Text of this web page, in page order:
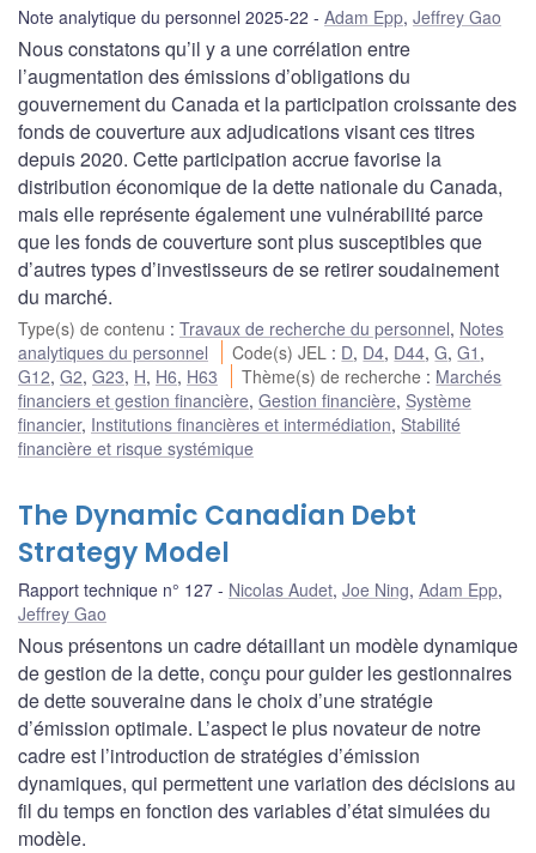
Note analytique du personnel 2025-22 Adam Epp, Jeffrey Gao
Nous constatons qu’il y a une corrélation entre
l’augmentation des émissions d’obligations du
gouvernement du Canada et la participation croissante des
fonds de couverture aux adjudications visant ces titres
depuis 2020. Cette participation accrue favorise la
distribution économique de la dette nationale du Canada,
mais elle représente également une vulnérabilité parce
que les fonds de couverture sont plus susceptibles que
d’autres types d’investisseurs de se retirer soudainement
du marché.
Type(s) de contenu : Travaux de recherche du personnel, Notes
analytiques du personnel
Code(s) JEL : D, D4, D44,G,G1 ,
G12, G2, G23, H, H6, H63 Thème(s) de recherche : Marchés
financiers et gestion financière, Gestion financière, Système
financier, Institutions financières et intermédiation, Stabilité
financière et risque systémique
The Dynamic Canadian Debt
Strategy Model
Rapport technique n° 127 Nicolas Audet, Joe Ning, Adam Epp,
Jeffrey Gao
Nous présentons un cadre détaillant un modèle dynamique
de gestion de la dette, conçu pour guider les gestionnaires
de dette souveraine dans le choix d’une stratégie
d’émission optimale. L’aspect le plus novateur de notre
cadre est l’introduction de stratégies d’émission
dynamiques, qui permettent une variation des décisions au
fil du temps en fonction des variables d’état simulées du
modèle.